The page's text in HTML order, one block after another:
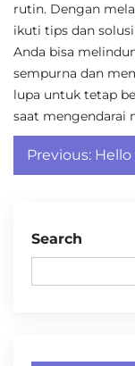
rutin. Dengan
ikuti tips dan
Anda bisa
sempurna dan
lupa untuk tetap
saat mengendarai
Post
Previous: Hello
Search